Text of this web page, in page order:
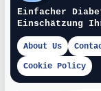
Einfacher
Einschätzung
About Us
Cookie Policy